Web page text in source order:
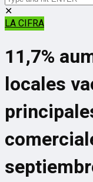
✕
LA CIFRA
11,7%
locales